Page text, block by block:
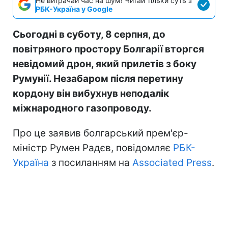
РБК-Україна у Google
Сьогодні в суботу, 8 серпня, до
повітряного простору Болгарії вторгся
невідомий дрон, який прилетів з боку
Румунії. Незабаром після перетину
кордону він вибухнув неподалік
міжнародного газопроводу.
Про це заявив болгарський прем'єр-
міністр Румен Радєв, повідомляє РБК-
Україна з посиланням на Associated Press.